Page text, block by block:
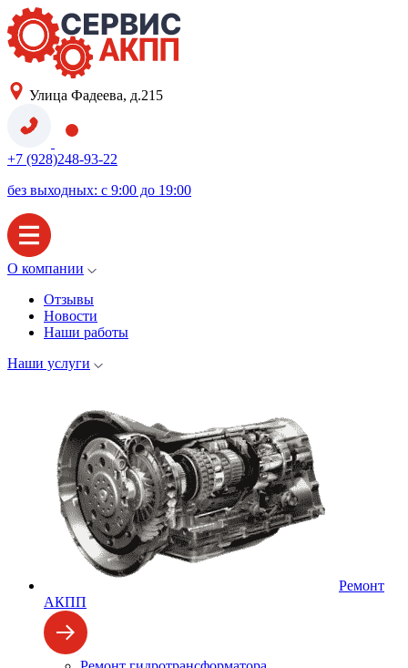
Улица Фадеева, д.215
+7 (928)248-93-22
без выходных: с 9:00 до 19:00
О компании
Отзывы
Новости
Наши работы
Наши услуги
Ремонт
АКПП